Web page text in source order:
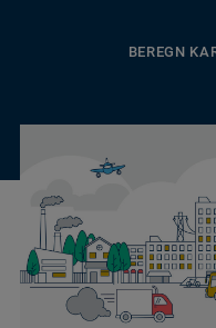
BEREGN